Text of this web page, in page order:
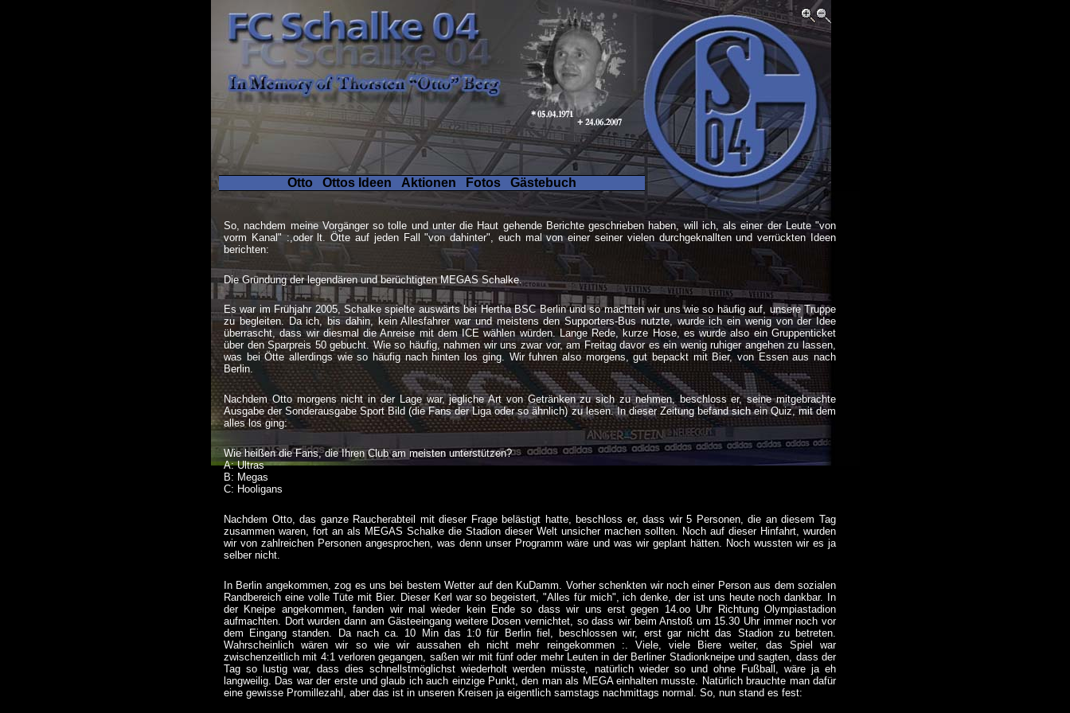
Otto Ottos Ideen Aktionen Fotos Gästebuch
So, nachdem meine Vorgänger so tolle und unter die Haut gehende Berichte geschrieben haben, will ich, als einer der Leute "von
vorm Kanal" :,oder lt. Ötte auf jeden Fall "von dahinter", euch mal von einer seiner vielen durchgeknallten und verrückten Ideen
berichten:
Die Gründung der legendären und berüchtigten MEGAS Schalke.
Es war im Frühjahr 2005, Schalke spielte auswärts bei Hertha BSC Berlin und so machten wir uns wie so häufig auf, unsere Truppe
zu begleiten. Da ich, bis dahin, kein Allesfahrer war und meistens den Supporters-Bus nutzte, wurde ich ein wenig von der Idee
überrascht, dass wir diesmal die Anreise mit dem ICE wählen würden. Lange Rede, kurze Hose, es wurde also ein Gruppenticket
über den Sparpreis 50 gebucht. Wie so häufig, nahmen wir uns zwar vor, am Freitag davor es ein wenig ruhiger angehen zu lassen,
was bei Ötte allerdings wie so häufig nach hinten los ging. Wir fuhren also morgens, gut bepackt mit Bier, von Essen aus nach
Berlin.
Nachdem Otto morgens nicht in der Lage war, jegliche Art von Getränken zu sich zu nehmen, beschloss er, seine mitgebrachte
Ausgabe der Sonderausgabe Sport Bild (die Fans der Liga oder so ähnlich) zu lesen. In dieser Zeitung befand sich ein Quiz, mit dem
alles los ging:
Wie heißen die Fans, die Ihren Club am meisten unterstützen?
A: Ultras
B: Megas
C: Hooligans
Nachdem Otto, das ganze Raucherabteil mit dieser Frage belästigt hatte, beschloss er, dass wir 5 Personen, die an diesem Tag
zusammen waren, fort an als MEGAS Schalke die Stadion dieser Welt unsicher machen sollten. Noch auf dieser Hinfahrt, wurden
wir von zahlreichen Personen angesprochen, was denn unser Programm wäre und was wir geplant hätten. Noch wussten wir es ja
selber nicht.
In Berlin angekommen, zog es uns bei bestem Wetter auf den KuDamm. Vorher schenkten wir noch einer Person aus dem sozialen
Randbereich eine volle Tüte mit Bier. Dieser Kerl war so begeistert, "Alles für mich", ich denke, der ist uns heute noch dankbar. In
der Kneipe angekommen, fanden wir mal wieder kein Ende so dass wir uns erst gegen 14.oo Uhr Richtung Olympiastadion
aufmachten. Dort wurden dann am Gästeeingang weitere Dosen vernichtet, so dass wir beim Anstoß um 15.30 Uhr immer noch vor
dem Eingang standen. Da nach ca. 10 Min das 1:0 für Berlin fiel, beschlossen wir, erst gar nicht das Stadion zu betreten.
Wahrscheinlich wären wir so wie wir aussahen eh nicht mehr reingekommen :. Viele, viele Biere weiter, das Spiel war
zwischenzeitlich mit 4:1 verloren gegangen, saßen wir mit fünf oder mehr Leuten in der Berliner Stadionkneipe und sagten, dass der
Tag so lustig war, dass dies schnellstmöglichst wiederholt werden müsste, natürlich wieder so und ohne Fußball, wäre ja eh
langweilig. Das war der erste und glaub ich auch einzige Punkt, den man als MEGA einhalten musste. Natürlich brauchte man dafür
eine gewisse Promillezahl, aber das ist in unseren Kreisen ja eigentlich samstags nachmittags normal. So, nun stand es fest: